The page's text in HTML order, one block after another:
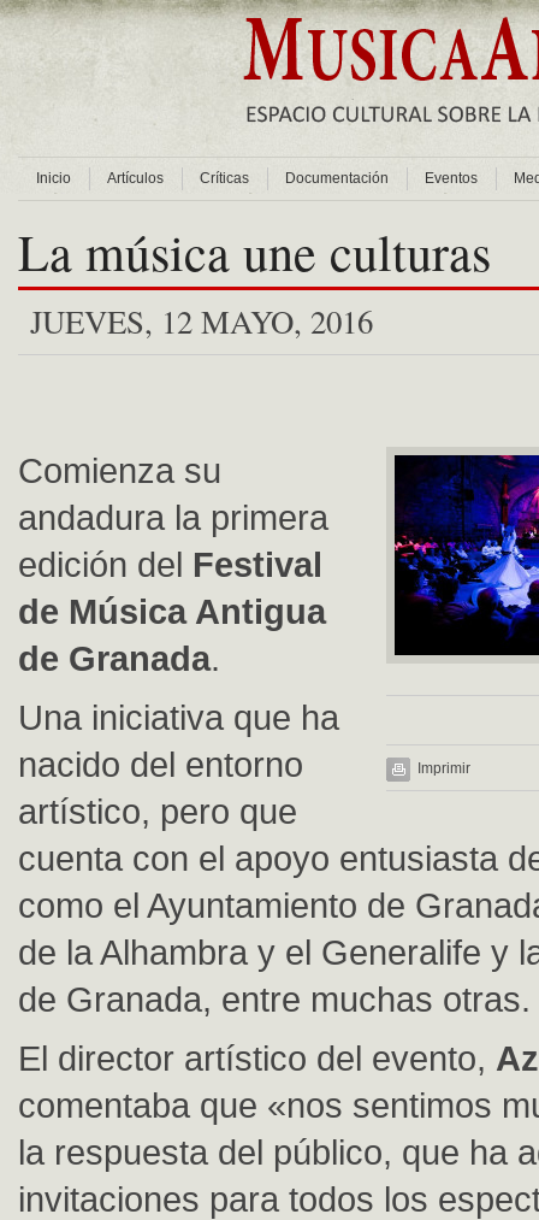
Inicio Artículos Críticas Documentación Eventos
La música une culturas
JUEVES, 12 MAYO, 2016
Imprimir
Comienza su
andadura la primera
edición del Festival
de Música Antigua
de Granada.
Una iniciativa que ha
nacido del entorno
artístico, pero que
cuenta con el apoyo entusiasta
como el Ayuntamiento de
de la Alhambra y el Generalife y
de Granada, entre muchas otras.
El director artístico del evento,
comentaba que «nos sentimos
la respuesta del público, que ha
invitaciones para todos los